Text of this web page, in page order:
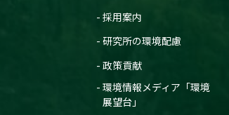
採用案内
研究所の環境配慮
政策貢献
環境情報メディア「環境
展望台」